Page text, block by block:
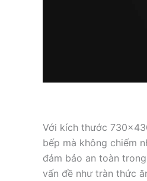
Với kích thước
bếp mà không chiếm
đảm bảo an toàn
vấn đề như tràn thức